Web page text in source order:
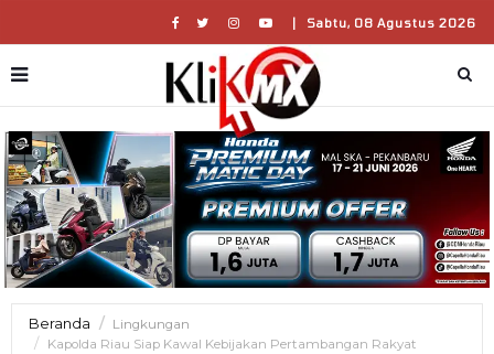
| Sabtu, 08 Agustus 2026
Beranda
Lingkungan
Kapolda Riau Siap Kawal Kebijakan Pertambangan Rakyat